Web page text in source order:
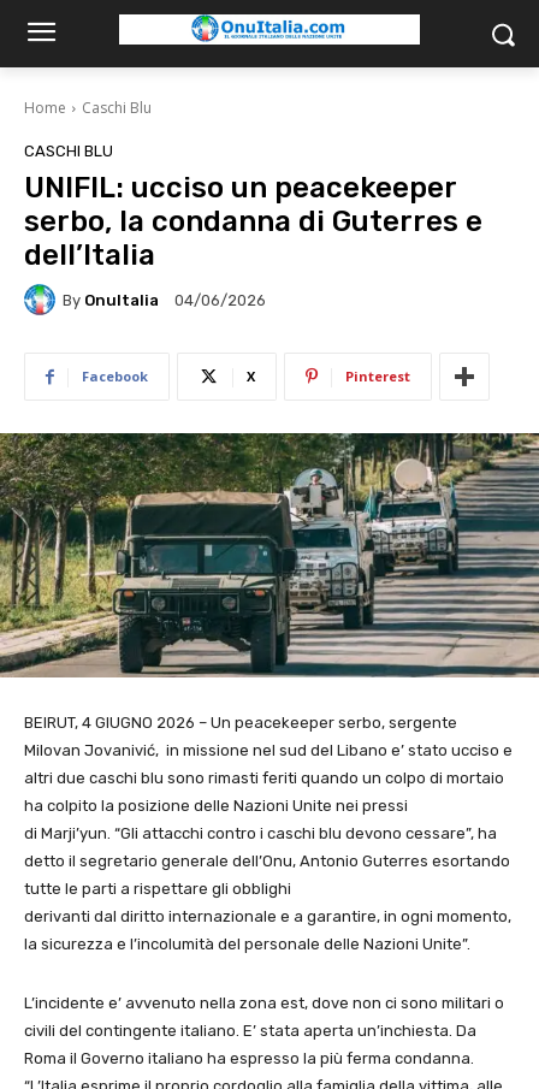
Home Caschi Blu
CASCHI BLU
UNIFIL: ucciso un peacekeeper
serbo, la condanna di Guterres e
dell’Italia
By OnuItalia 04/06/2026
Facebook X Pinterest
BEIRUT, 4 GIUGNO 2026 – Un peacekeeper serbo, sergente
Milovan Jovanivić, in missione nel sud del Libano e’ stato ucciso e
altri due caschi blu sono rimasti feriti quando un colpo di mortaio
ha colpito la posizione delle Nazioni Unite nei pressi
di Marji’yun. “Gli attacchi contro i caschi blu devono cessare”, ha
detto il segretario generale dell’Onu, Antonio Guterres esortando
tutte le parti a rispettare gli obblighi
derivanti dal diritto internazionale e a garantire, in ogni momento,
la sicurezza e l’incolumità del personale delle Nazioni Unite”.
L’incidente e’ avvenuto nella zona est, dove non ci sono militari o
civili del contingente italiano. E’ stata aperta un’inchiesta. Da
Roma il Governo italiano ha espresso la più ferma condanna.